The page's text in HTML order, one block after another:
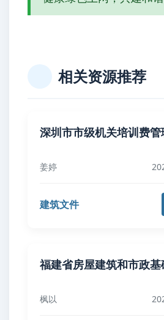
相关资源推荐
深圳市市级机关培训费
姜婷
建筑文件
福建省房屋建筑和市政
枫以